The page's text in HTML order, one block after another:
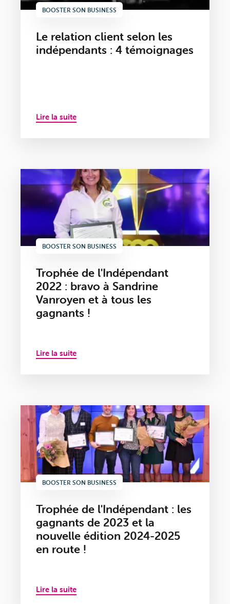
BOOSTER SON BUSINESS
Le relation client selon les
indépendants : 4 témoignages
Lire la suite
BOOSTER SON BUSINESS
Trophée de l'Indépendant
2022 : bravo à Sandrine
Vanroyen et à tous les
gagnants !
Lire la suite
BOOSTER SON BUSINESS
Trophée de l'Indépendant : les
gagnants de 2023 et la
nouvelle édition 2024-2025
en route !
Lire la suite